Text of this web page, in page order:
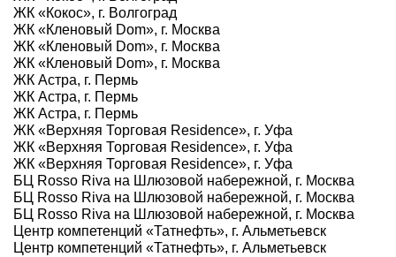
ЖК «Кокос», г. Волгоград
ЖК «Кленовый Dom», г. Москва
ЖК «Кленовый Dom», г. Москва
ЖК «Кленовый Dom», г. Москва
ЖК Астра, г. Пермь
ЖК Астра, г. Пермь
ЖК Астра, г. Пермь
ЖК «Верхняя Торговая Residence», г. Уфа
ЖК «Верхняя Торговая Residence», г. Уфа
ЖК «Верхняя Торговая Residence», г. Уфа
БЦ Rosso Riva на Шлюзовой набережной, г. Москва
БЦ Rosso Riva на Шлюзовой набережной, г. Москва
БЦ Rosso Riva на Шлюзовой набережной, г. Москва
Центр компетенций «Татнефть», г. Альметьевск
Центр компетенций «Татнефть», г. Альметьевск